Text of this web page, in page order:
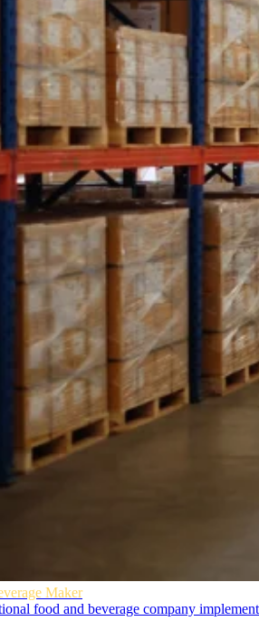
Maker
food and beverage company